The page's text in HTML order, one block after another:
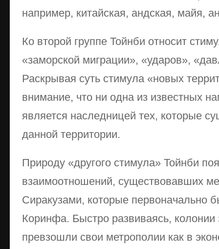
например, китайская, андская, майя,
Ко второй группе Тойнби относит
«заморской миграции», «ударов»,
Раскрывая суть стимула «новых
внимание, что ни одна из известных
является наследницей тех, которые
данной территории.
Природу «другого стимула» Тойнби
взаимоотношений, существовавших
Сиракузами, которые первоначально
Коринфа. Быстро развиваясь, колонии
превзошли свои метрополии как в